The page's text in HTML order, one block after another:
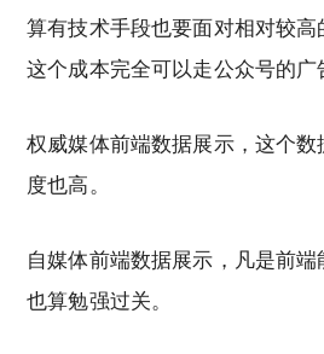
算有技术手段也要面对相对较高
这个成本完全可以走公众号的广
权威媒体前端数据展示，这个
度也高。
自媒体前端数据展示，凡是前
也算勉强过关。